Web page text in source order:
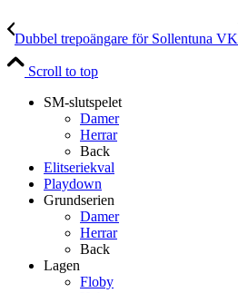
Dubbel trepoängare för Sollentuna VK
Scroll to top
SM-slutspelet
Damer
Herrar
Back
Elitseriekval
Playdown
Grundserien
Damer
Herrar
Back
Lagen
Floby